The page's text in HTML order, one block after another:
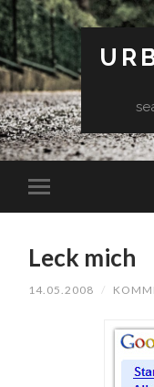
Leck mich
14.05.2008 /